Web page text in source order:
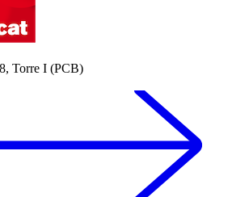
Torre I (PCB)